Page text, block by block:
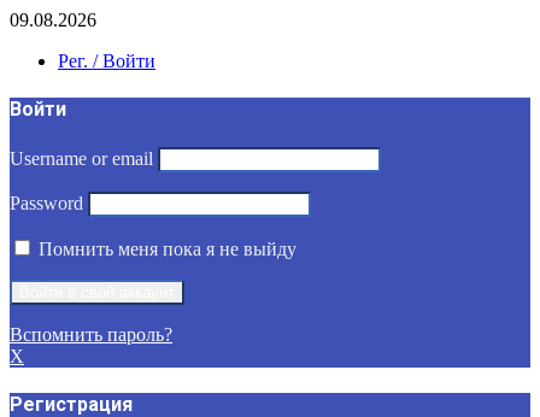
09.08.2026
Рег. / Войти
Войти
Username or email
Password
Помнить меня пока я не выйду
Вспомнить пароль?
X
Регистрация